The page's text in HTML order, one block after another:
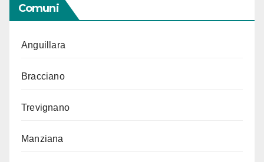
Comuni
Anguillara
Bracciano
Trevignano
Manziana